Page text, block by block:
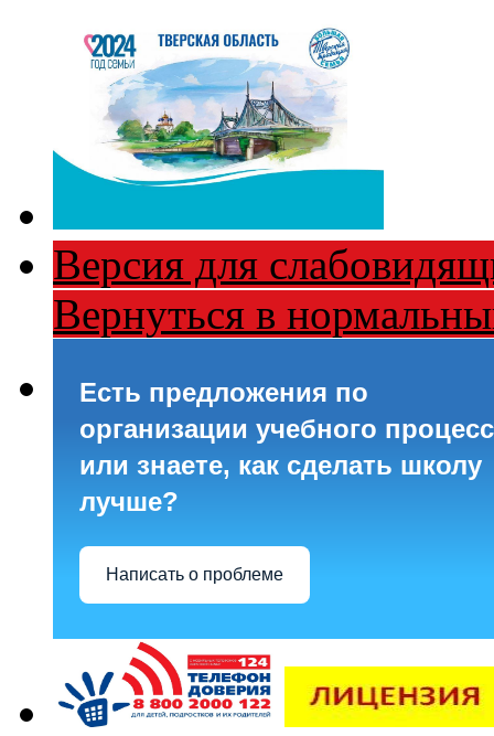
Версия для
Вернуться в
Есть предложения по
организации учебного
или знаете, как сделать школу
лучше?
Написать о проблеме